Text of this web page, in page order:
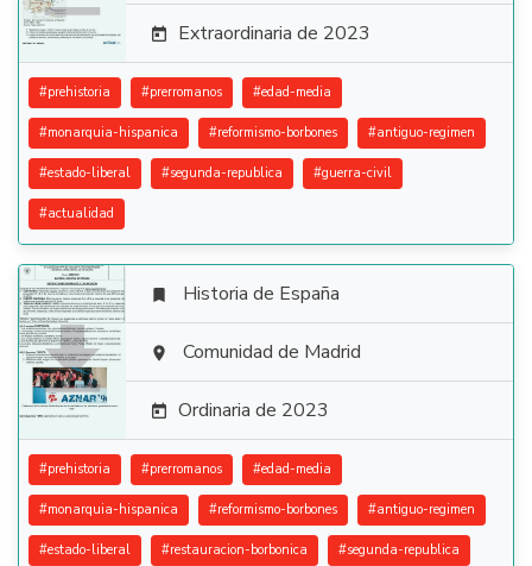
 Extraordinaria de 2023
#prehistoria #prerromanos #edad-media
#monarquia-hispanica #reformismo-borbones #antiguo-regimen
#estado-liberal #segunda-republica #guerra-civil
#actualidad

 Historia de España
 Comunidad de Madrid
 Ordinaria de 2023
#prehistoria #prerromanos #edad-media
#monarquia-hispanica #reformismo-borbones #antiguo-regimen
#estado-liberal #restauracion-borbonica #segunda-republica